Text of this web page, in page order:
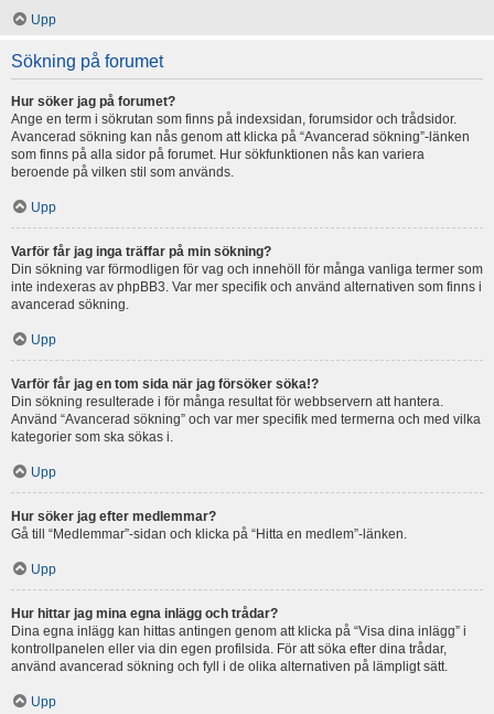
Upp
Sökning på forumet
Hur söker jag på forumet?
Ange en term i sökrutan som finns på indexsidan, forumsidor och trådsidor.
Avancerad sökning kan nås genom att klicka på “Avancerad sökning”-länken
som finns på alla sidor på forumet. Hur sökfunktionen nås kan variera
beroende på vilken stil som används.
Upp
Varför får jag inga träffar på min sökning?
Din sökning var förmodligen för vag och innehöll för många vanliga termer som
inte indexeras av phpBB3. Var mer specifik och använd alternativen som finns i
avancerad sökning.
Upp
Varför får jag en tom sida när jag försöker söka!?
Din sökning resulterade i för många resultat för webbservern att hantera.
Använd “Avancerad sökning” och var mer specifik med termerna och med vilka
kategorier som ska sökas i.
Upp
Hur söker jag efter medlemmar?
Gå till “Medlemmar”-sidan och klicka på “Hitta en medlem”-länken.
Upp
Hur hittar jag mina egna inlägg och trådar?
Dina egna inlägg kan hittas antingen genom att klicka på “Visa dina inlägg” i
kontrollpanelen eller via din egen profilsida. För att söka efter dina trådar,
använd avancerad sökning och fyll i de olika alternativen på lämpligt sätt.
Upp